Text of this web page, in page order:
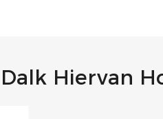
Hiervan